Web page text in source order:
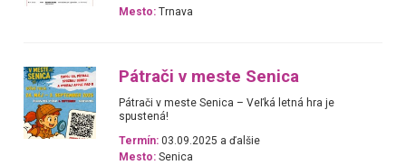
Mesto: Trnava
Pátrači v meste Senica
Pátrači v meste Senica – Veľká letná hra je
spustená!
Termín: 03.09.2025 a ďalšie
Mesto: Senica